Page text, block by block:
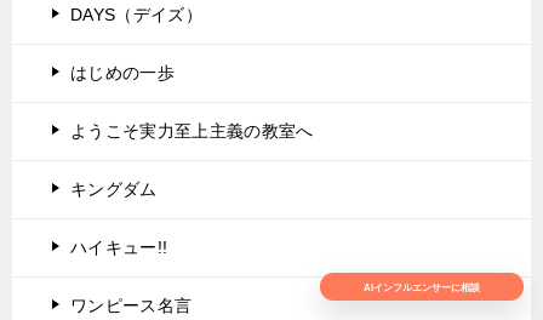
DAYS（デイズ）
はじめの一歩
ようこそ実力至上主義の教室へ
キングダム
ハイキュー!!
ワンピース名言
AIインフルエンサーに相談